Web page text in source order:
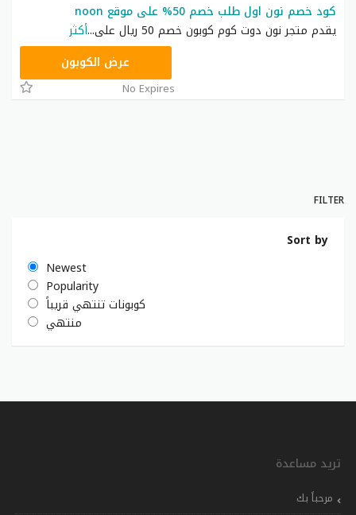
كود خصم نون اول طلب خصم 50% على موقع noon
يقدم متجر نون دوت كوم كوبون خصم 50 ريال على
...أكثر
عرض الكوبون
No Expires
FILTER
Sort by
Newest
Popularity
كوبونات تنتهي قريباً
منتهي
تريد مساعدة
مرحباً بك